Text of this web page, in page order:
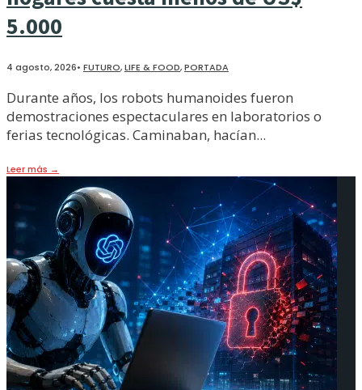
5.000
4 agosto, 2026• FUTURO,LIFE & FOOD,PORTADA
Durante años, los robots humanoides fueron
demostraciones espectaculares en laboratorios o
ferias tecnológicas. Caminaban, hacían...
Leer más →